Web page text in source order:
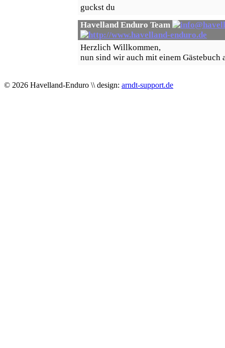
guckst du
Havelland Enduro Team
Herzlich Willkommen,
nun sind wir auch mit einem
© 2026 Havelland-Enduro \\ design: arndt-support.de